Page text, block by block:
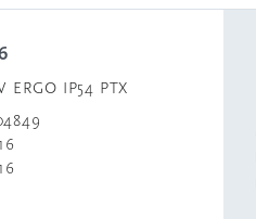
ERGO IP54 PTX